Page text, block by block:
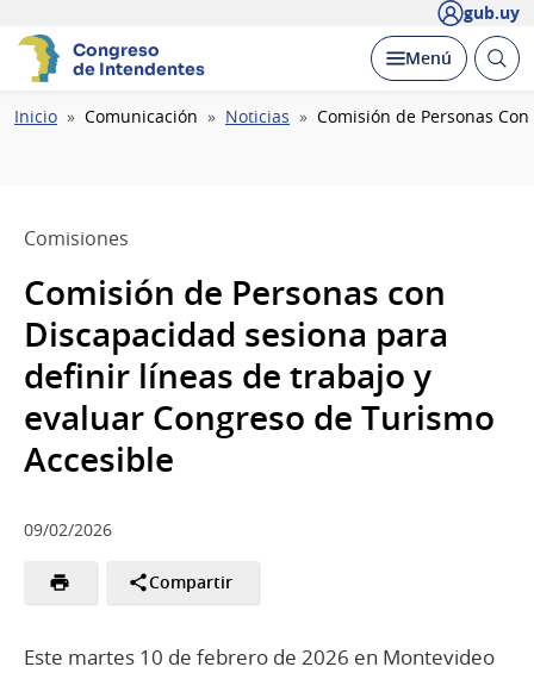
gub.uy
Congreso
de Intendentes
Desplegar
Menú Abrir
Ruta
Inicio Comunicación Noticias Comisión de Personas
Comisiones
Comisión de Personas con
Discapacidad sesiona para
definir líneas de trabajo y
evaluar Congreso de Turismo
Accesible
09/02/2026
Compartir
Este martes 10 de febrero de 2026 en Montevideo